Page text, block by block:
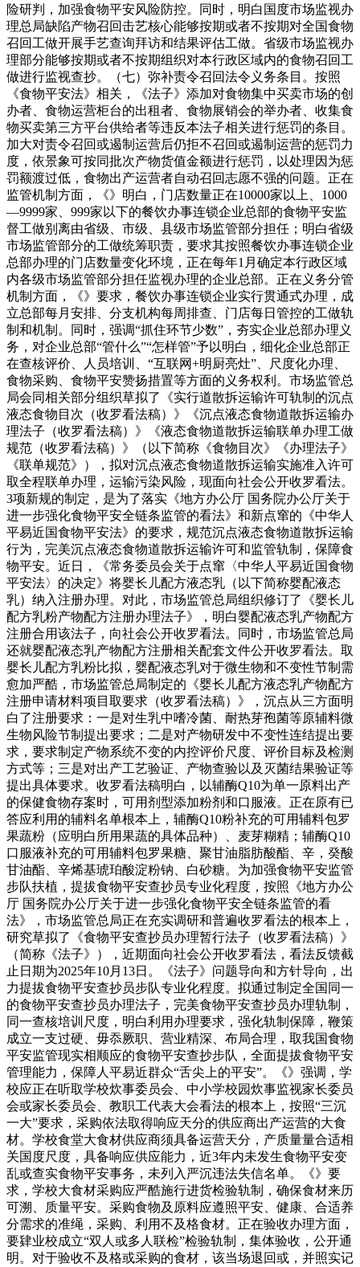
险研判，加强食物平安风险防控。同时，明白国度市场监视办
理总局缺陷产物召回击艺核心能够按期或者不按期对全国食物
召回工做开展手艺查询拜访和结果评估工做。省级市场监视办
理部分能够按期或者不按期组织对本行政区域内的食物召回工
做进行监视查抄。（七）弥补责令召回法令义务条目。按照
《食物平安法》相关，《法子》添加对食物集中买卖市场的创
办者、食物运营柜台的出租者、食物展销会的举办者、收集食
物买卖第三方平台供给者等违反本法子相关进行惩罚的条目。
加大对责令召回或遏制运营后仍拒不召回或遏制运营的惩罚力
度，依景象可按同批次产物货值金额进行惩罚，以处理因为惩
罚额渡过低，食物出产运营者自动召回志愿不强的问题。正在
监管机制方面，《》明白，门店数量正在10000家以上、1000
—9999家、999家以下的餐饮办事连锁企业总部的食物平安监
督工做别离由省级、市级、县级市场监管部分担任；明白省级
市场监管部分的工做统筹职责，要求其按照餐饮办事连锁企业
总部办理的门店数量变化环境，正在每年1月确定本行政区域
内各级市场监管部分担任监视办理的企业总部。正在义务分管
机制方面，《》要求，餐饮办事连锁企业实行贯通式办理，成
立总部每月安排、分支机构每周排查、门店每日管控的工做轨
制和机制。同时，强调“抓住环节少数”，夯实企业总部办理义
务，对企业总部“管什么”“怎样管”予以明白，细化企业总部正
在查核评价、人员培训、“互联网+明厨亮灶”、尺度化办理、
食物采购、食物平安赞扬措置等方面的义务权利。市场监管总
局会同相关部分组织草拟了《实行道散拆运输许可轨制的沉点
液态食物目次（收罗看法稿）》《沉点液态食物道散拆运输办
理法子（收罗看法稿）》《液态食物道散拆运输联单办理工做
规范（收罗看法稿）》（以下简称《食物目次》《办理法子》
《联单规范》），拟对沉点液态食物道散拆运输实施准入许可
取全程联单办理，运输污染风险，现面向社会公开收罗看法。
3项新规的制定，是为了落实《地方办公厅 国务院办公厅关于
进一步强化食物平安全链条监管的看法》和新点窜的《中华人
平易近国食物平安法》的要求，规范沉点液态食物道散拆运输
行为，完美沉点液态食物道散拆运输许可和监管轨制，保障食
物平安。近日，《常务委员会关于点窜〈中华人平易近国食物
平安法〉的决定》将婴长儿配方液态乳（以下简称婴配液态
乳）纳入注册办理。对此，市场监管总局组织修订了《婴长儿
配方乳粉产物配方注册办理法子》，明白婴配液态乳产物配方
注册合用该法子，向社会公开收罗看法。同时，市场监管总局
还就婴配液态乳产物配方注册相关配套文件公开收罗看法。取
婴长儿配方乳粉比拟，婴配液态乳对于微生物和不变性节制需
愈加严酷，市场监管总局制定的《婴长儿配方液态乳产物配方
注册申请材料项目取要求（收罗看法稿）》，沉点从三方面明
白了注册要求：一是对生乳中嗜冷菌、耐热芽孢菌等原辅料微
生物风险节制提出要求；二是对产物研发中不变性连结提出要
求，要求制定产物系统不变的内控评价尺度、评价目标及检测
方式等；三是对出产工艺验证、产物查验以及灭菌结果验证等
提出具体要求。收罗看法稿明白，以辅酶Q10为单一原料出产
的保健食物存案时，可用剂型添加粉剂和口服液。正在原有已
答应利用的辅料名单根本上，辅酶Q10粉补充的可用辅料包罗
果蔬粉（应明白所用果蔬的具体品种）、麦芽糊精；辅酶Q10
口服液补充的可用辅料包罗果糖、聚甘油脂肪酸酯、辛，癸酸
甘油酯、辛烯基琥珀酸淀粉钠、白砂糖。为加强食物平安监管
步队扶植，提拔食物平安查抄员专业化程度，按照《地方办公
厅 国务院办公厅关于进一步强化食物平安全链条监管的看
法》，市场监管总局正在充实调研和普遍收罗看法的根本上，
研究草拟了《食物平安查抄员办理暂行法子（收罗看法稿）》
（简称《法子》），近期面向社会公开收罗看法，看法反馈截
止日期为2025年10月13日。《法子》问题导向和方针导向，出
力提拔食物平安查抄员步队专业化程度。拟通过制定全国同一
的食物平安查抄员办理法子，完美食物平安查抄员办理轨制，
同一查核培训尺度，明白利用办理要求，强化轨制保障，鞭策
成立一支过硬、毋忝厥职、营业精深、布局合理，取我国食物
平安监管现实相顺应的食物平安查抄步队，全面提拔食物平安
管理能力，保障人平易近群众“舌尖上的平安”。《》强调，学
校应正在听取学校炊事委员会、中小学校园炊事监视家长委员
会或家长委员会、教职工代表大会看法的根本上，按照“三沉
一大”要求，采购依法取得响应天分的供应商出产运营的大食
材。学校食堂大食材供应商须具备运营天分，产质量量合适相
关国度尺度，具备响应供应能力，近3年内未发生食物平安变
乱或查实食物平安事务，未列入严沉违法失信名单。《》要
求，学校大食材采购应严酷施行进货检验轨制，确保食材来历
可溯、质量平安。采购食物及原料应遵照平安、健康、合适养
分需求的准绳，采购、利用不及格食材。正在验收办理方面，
要肄业校成立“双人或多人联检”检验轨制，集体验收，公开通
明。对于验收不及格或采购的食材，该当场退回或，并照实记